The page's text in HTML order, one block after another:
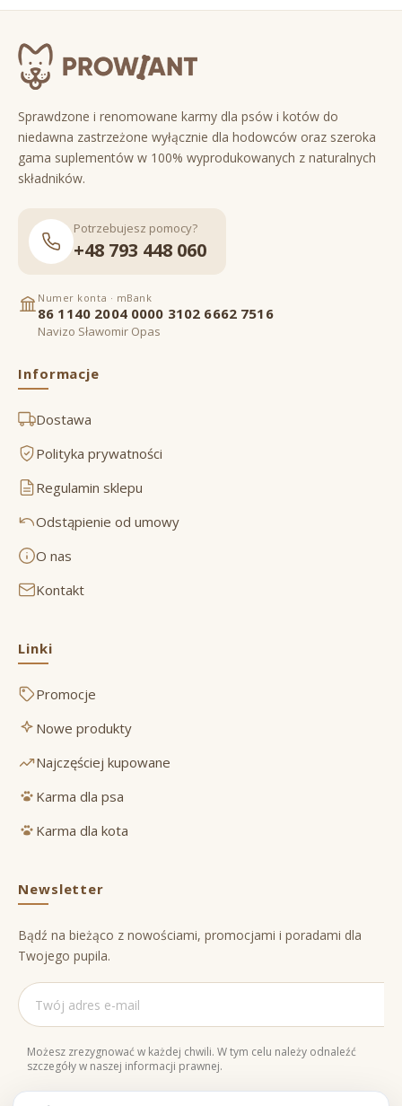
Sprawdzone i renomowane karmy dla psów i kotów do
niedawna zastrzeżone wyłącznie dla hodowców oraz szeroka
gama suplementów w 100% wyprodukowanych z naturalnych
składników.
Potrzebujesz pomocy?
+48 793 448 060
Numer konta · mBank
86 1140 2004 0000 3102 6662 7516
Navizo Sławomir Opas
Informacje
Dostawa
Polityka prywatności
Regulamin sklepu
Odstąpienie od umowy
O nas
Kontakt
Linki
Promocje
Nowe produkty
Najczęściej kupowane
Karma dla psa
Karma dla kota
Newsletter
Bądź na bieżąco z nowościami, promocjami i poradami dla
Twojego pupila.
Możesz zrezygnować w każdej chwili. W tym celu należy odnaleźć
szczegóły w naszej informacji prawnej.